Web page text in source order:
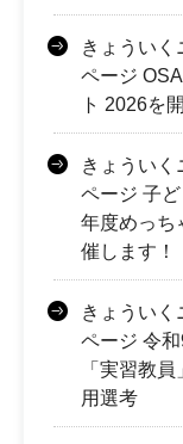
きょういく
ページ
ト 2026を
きょういく
ページ 子
年度めっち
催します！
きょういく
ページ 令
「実習教
用選考